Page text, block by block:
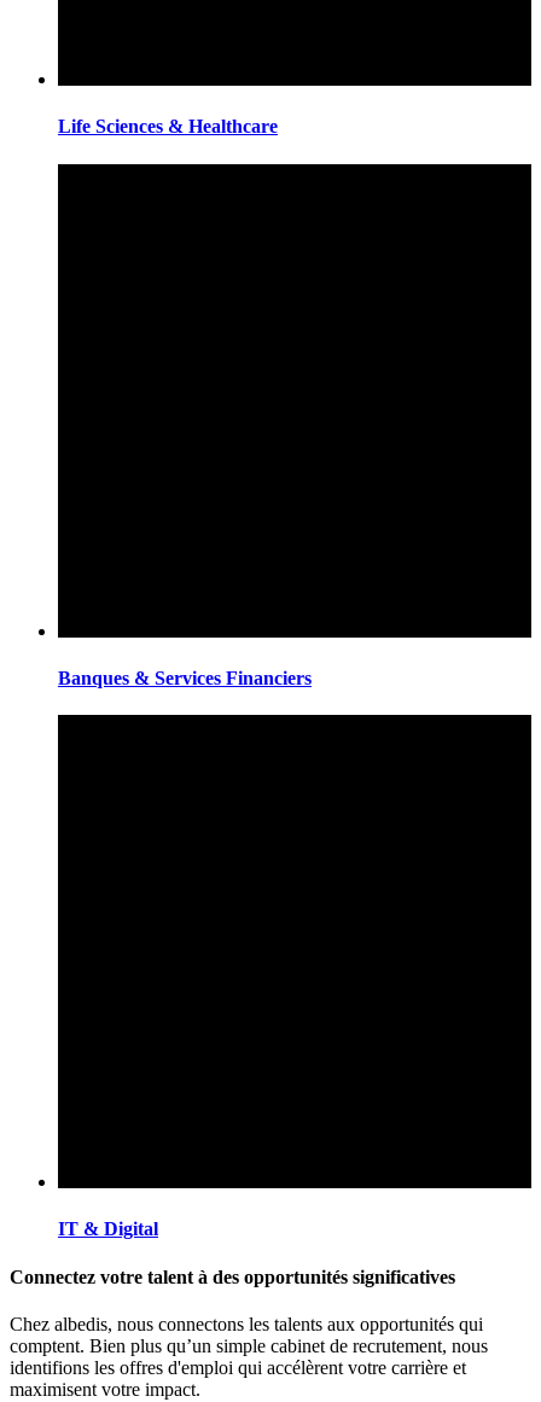
Life Sciences & Healthcare
Banques & Services Financiers
IT & Digital
Connectez votre talent à des opportunités significatives
Chez albedis, nous connectons les talents aux opportunités qui
comptent. Bien plus qu’un simple cabinet de recrutement, nous
identifions les offres d'emploi qui accélèrent votre carrière et
maximisent votre impact.